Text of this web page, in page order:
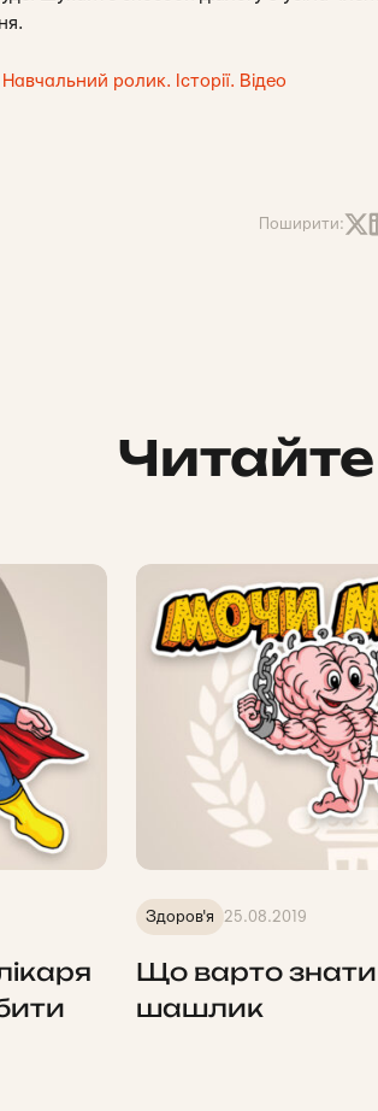
ролик. Історії. Відео
Поширити:
Здоров'я 25.08.2019
Що варто
шашлик